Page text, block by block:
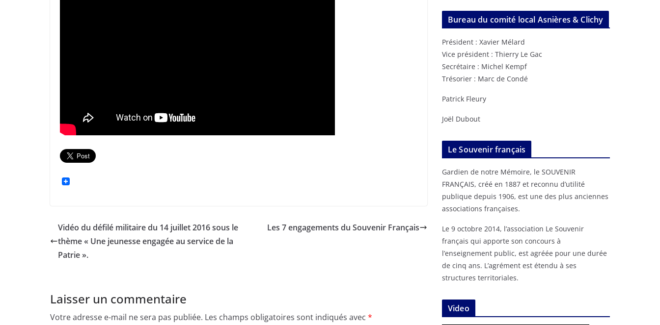
Vidéo du défilé militaire du 14 juillet 2016 sous le
thème « Une jeunesse engagée au service de la
Patrie ».
Les 7 engagements du Souvenir Français
Laisser un commentaire
Votre adresse e-mail ne sera pas publiée. Les champs obligatoires sont indiqués avec *
Bureau du comité local Asnières & Clichy
Président : Xavier Mélard
Vice président : Thierry Le Gac
Secrétaire : Michel Kempf
Trésorier : Marc de Condé
Patrick Fleury
Joël Dubout
Le Souvenir français
Gardien de notre Mémoire, le SOUVENIR
FRANÇAIS, créé en 1887 et reconnu d’utilité
publique depuis 1906, est une des plus anciennes
associations françaises.
Le 9 octobre 2014, l’association Le Souvenir
français qui apporte son concours à
l’enseignement public, est agréée pour une durée
de cinq ans. L’agrément est étendu à ses
structures territoriales.
Video